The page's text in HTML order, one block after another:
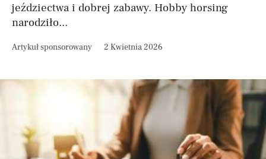
jeździectwa i dobrej zabawy. Hobby horsing
narodziło...
Artykuł sponsorowany 2 Kwietnia 2026